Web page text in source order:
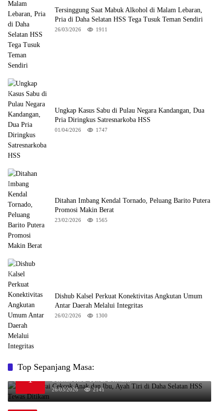
Tersinggung Saat Mabuk Alkohol di Malam Lebaran,
Pria di Daha Selatan HSS Tega Tusuk Teman Sendiri
26/03/2026 1911
Ungkap Kasus Sabu di Pulau Negara Kandangan, Dua
Pria Diringkus Satresnarkoba HSS
01/04/2026 1747
Ditahan Imbang Kendal Tornado, Peluang Barito Putera
Promosi Makin Berat
23/02/2026 1565
Dishub Kalsel Perkuat Konektivitas Angkutan Umum
Antar Daerah Melalui Integritas
26/02/2026 1300
Top Sepanjang Masa:
1
Niat Melerai Cekcok Anak dan Ibu, Ayah Tiri di Daha
Selatan HSS Tewas Ditikam
26/03/2026 2141